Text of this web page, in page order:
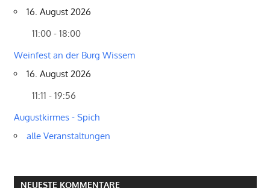
16. August 2026
11:00 - 18:00
Weinfest an der Burg Wissem
16. August 2026
11:11 - 19:56
Augustkirmes - Spich
alle Veranstaltungen
NEUESTE KOMMENTARE